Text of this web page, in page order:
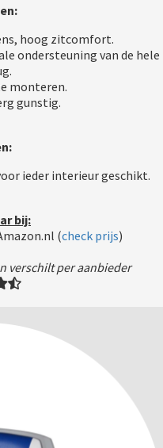
hoog zitcomfort.
ondersteuning van de hele
monteren.
gunstig.
ieder interieur geschikt.
bij:
(check prijs)
verschilt per aanbieder